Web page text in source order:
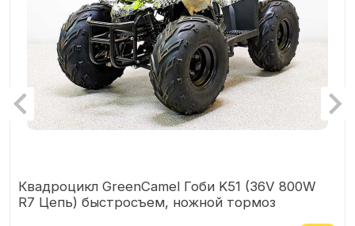
Квадроцикл GreenCamel Гоби K51 (36V 800W
R7 Цепь) быстросъем, ножной тормоз